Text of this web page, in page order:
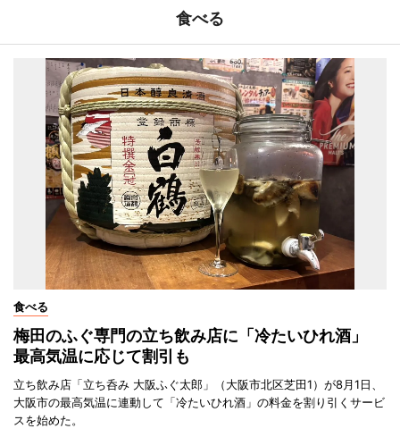
食べる
食べる
梅田のふぐ専門の立ち飲み店に「冷たいひれ酒」
最高気温に応じて割引も
立ち飲み店「立ち呑み 大阪ふぐ太郎」（大阪市北区芝田1）が8月1日、
大阪市の最高気温に連動して「冷たいひれ酒」の料金を割り引くサービ
スを始めた。